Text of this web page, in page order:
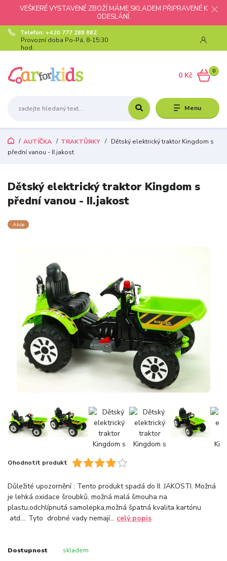
VEŠKERÉ VYSTAVENÉ ZBOŽÍ MÁME SKLADEM PŘIPRAVENÉ K
ODESLÁNÍ.
Menu
Telefon: +420 777 288 882
Provozní doba Po-Pá, 8-15:30
hod.
0
0 Kč
AUTÍČKA TRAKTŮRKY
Dětský elektrický traktor Kingdom s
přední vanou - II.jakost
Dětský elektrický traktor Kingdom s
přední vanou - II.jakost
Akce
Ohodnotit produkt
Důležité upozornění : Tento produkt spadá do II. JAKOSTI. Možná
je lehká oxidace šroubků, možná malá šmouha na
plastu,odchlípnutá samolepka,možná špatná kvalita kartónu
atd…. Tyto drobné vady nemají... celý popis
Dostupnost skladem